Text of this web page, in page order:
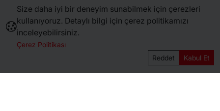
Kurumsal
Size daha iyi bir deneyim sunabilmek için çerezleri
kullanıyoruz. Detaylı bilgi için çerez politikamızı
inceleyebilirsiniz.
Çerez Politikası
Reddet
Kabul Et